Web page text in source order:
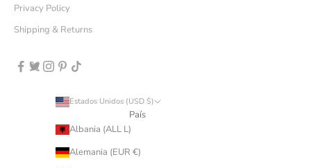
Privacy Policy
Shipping & Returns
Estados Unidos (USD $)
País
Albania (ALL L)
Alemania (EUR €)